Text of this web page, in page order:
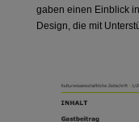
gaben einen Einblick
Design, die mit